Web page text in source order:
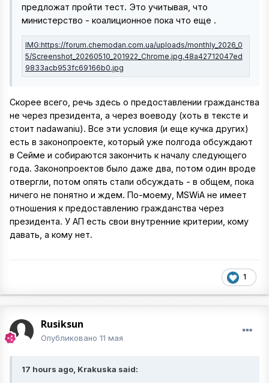
предложат пройти тест. Это учитывая, что
министерство - коалиционное пока что еще .
Скорее всего, речь здесь о предоставлении гражданства
не через президента, а через воеводу (хоть в тексте и
стоит nadawaniu). Все эти условия (и еще кучка других)
есть в законопроекте, который уже полгода обсуждают
в Сейме и собираются закончить к началу следующего
года. Законопроектов было даже два, потом один вроде
отвергли, потом опять стали обсуждать - в общем, пока
ничего не понятно и ждем. По-моему, MSWiA не имеет
отношения к предоставлению гражданства через
президента. У АП есть свои внутренние критерии, кому
давать, а кому нет.
1
Rusiksun
Опубликовано 11 мая
17 hours ago, Krakuska said: